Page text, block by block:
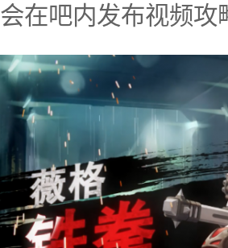
在吧内发布视频攻